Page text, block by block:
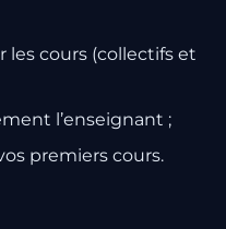
les cours (collectifs et
l’enseignant ;
premiers cours.